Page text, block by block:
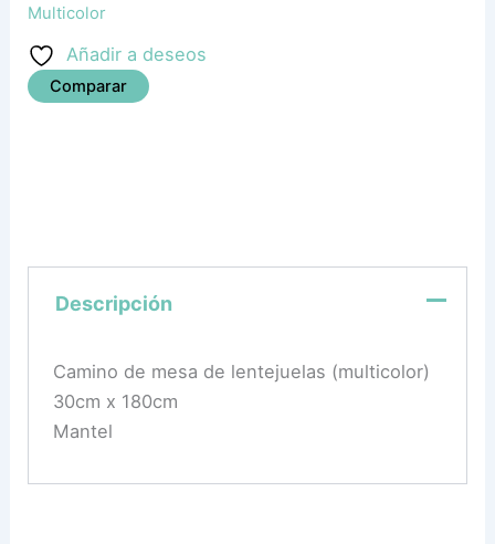
Multicolor
Añadir a deseos
Comparar
Descripción
Camino de mesa de lentejuelas (multicolor)
30cm x 180cm
Mantel